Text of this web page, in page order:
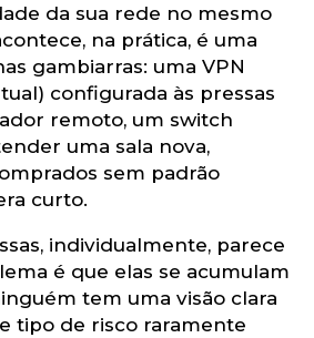
da sua rede no mesmo
na prática, é uma
gambiarras: uma VPN
configurada às pressas
remoto, um switch
uma sala nova,
sem padrão
curto.
individualmente, parece
é que elas se acumulam
tem uma visão clara
tipo de risco raramente